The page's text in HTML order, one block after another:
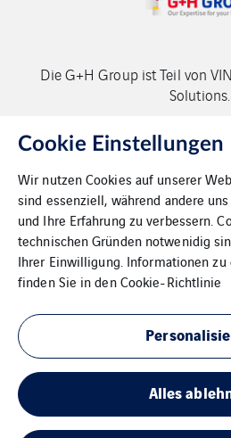
Die G+H Group ist Teil von
Solutions.
Copyright G+H
Kontakt
Datenschutz
Impressum
Cookie Einstellungen
Wir nutzen Cookies auf unserer
sind essenziell, während andere
und Ihre Erfahrung zu verbessern.
technischen Gründen notwenidig
Ihrer Einwilligung. Informationen zu
finden Sie in denCookie-Richtlinie
Alles